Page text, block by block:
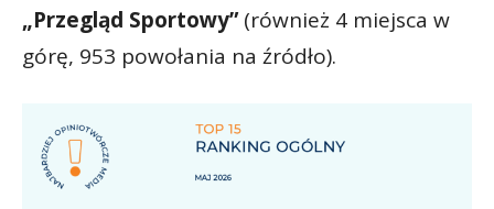
„Przegląd Sportowy”(również 4 miejsca w
górę, 953 powołania na źródło).